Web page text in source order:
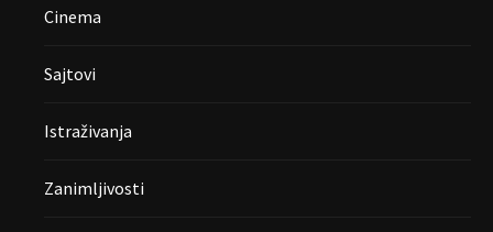
Cinema
Sajtovi
Istraživanja
Zanimljivosti